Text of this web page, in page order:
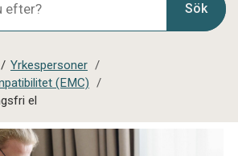
Sök
/ Yrkespersoner /
(EMC) /
el